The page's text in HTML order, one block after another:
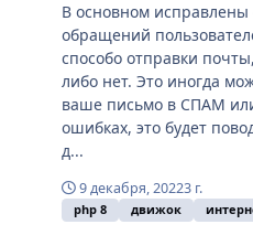
В основном
обращений
способо отправки
либо нет. Это иногда
ваше письмо в СПАМ
ошибках, это будет
д...
9 декабря, 20223 г.
php 8 движок